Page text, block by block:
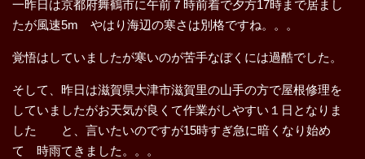
一昨日は京都府舞鶴市に午前７時前着で夕方17時まで居まし
たが風速5m やはり海辺の寒さは別格ですね。。。
覚悟はしていましたが寒いのが苦手なぼくには過酷でした。
そして、昨日は滋賀県大津市滋賀里の山手の方で屋根修理を
していましたがお天気が良くて作業がしやすい１日となりま
した と、言いたいのですが15時すぎ急に暗くなり始め
て 時雨てきました。。。